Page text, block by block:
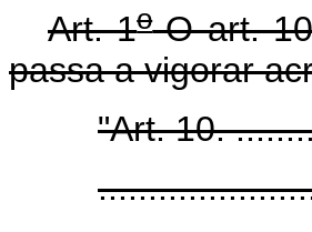
Art. 1oO art. 10
passa a vigorar
"Art. 10.